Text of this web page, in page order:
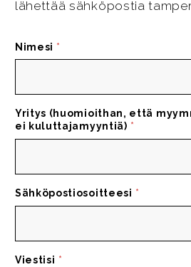
lähettää sähköpostia
Nimesi *
Yritys (huomioithan, että
ei kuluttajamyyntiä) *
Sähköpostiosoitteesi *
Viestisi *